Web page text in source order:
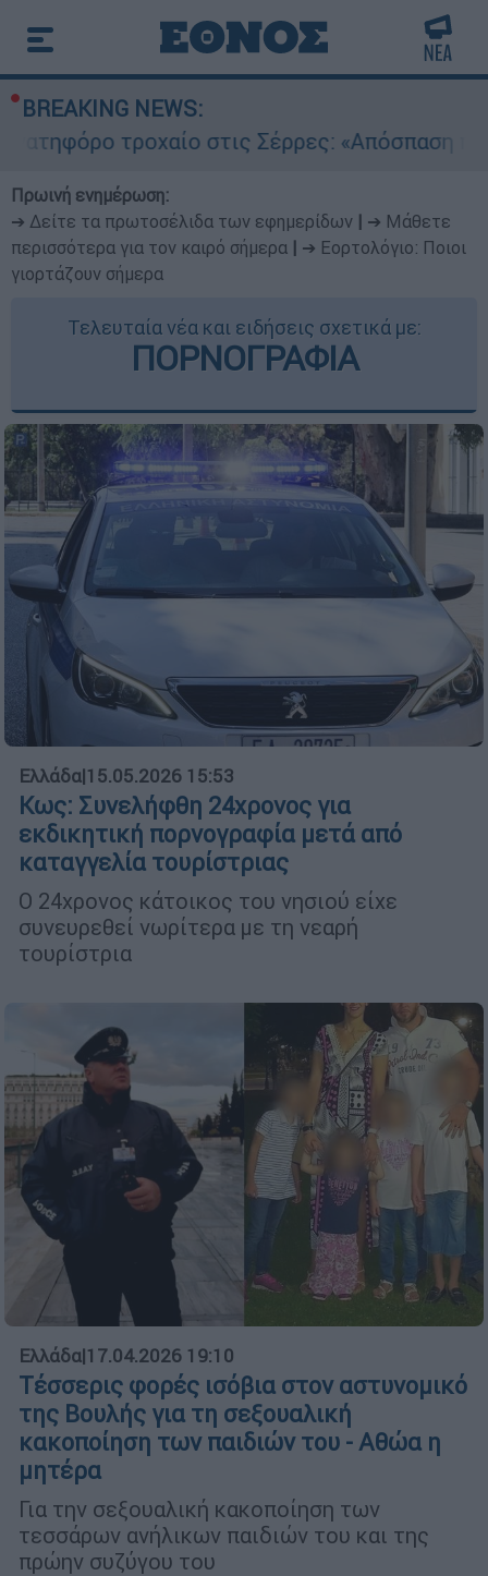
BREAKING NEWS:
στις Σέρρες: «Απόσπαση προσοχής
Πρωινή ενημέρωση:
➔ Δείτε τα πρωτοσέλιδα των εφημερίδων
➔ Μάθετε
περισσότερα για τον καιρό σήμερα
➔ Εορτολόγιο: Ποιοι
γιορτάζουν σήμερα
Τελευταία νέα και ειδήσεις σχετικά με:
ΠΟΡΝΟΓΡΑΦΙΑ
Ελλάδα|15.05.2026 15:53
Κως: Συνελήφθη 24χρονος για
εκδικητική πορνογραφία μετά από
καταγγελία τουρίστριας
Ο 24χρονος κάτοικος του νησιού είχε
συνευρεθεί νωρίτερα με τη νεαρή
τουρίστρια
Ελλάδα|17.04.2026 19:10
Τέσσερις φορές ισόβια στον αστυνομικό
της Βουλής για τη σεξουαλική
κακοποίηση των παιδιών του - Αθώα η
μητέρα
Για την σεξουαλική κακοποίηση των
τεσσάρων ανήλικων παιδιών του και της
πρώην συζύγου του